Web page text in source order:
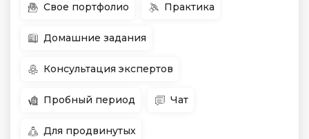
Свое портфолио Практика
Домашние задания
Консультация экспертов
Пробный период Чат
Для продвинутых